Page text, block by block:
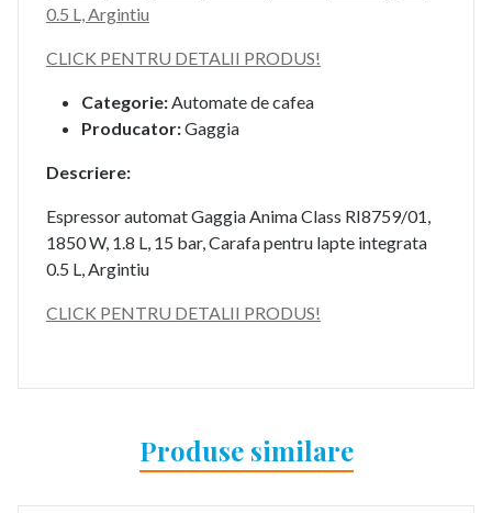
0.5 L, Argintiu
CLICK PENTRU DETALII PRODUS!
Categorie:Automate de cafea
Producator:Gaggia
Descriere:
Espressor automat Gaggia Anima Class RI8759/01,
1850 W, 1.8 L, 15 bar, Carafa pentru lapte integrata
0.5 L, Argintiu
CLICK PENTRU DETALII PRODUS!
Produse similare